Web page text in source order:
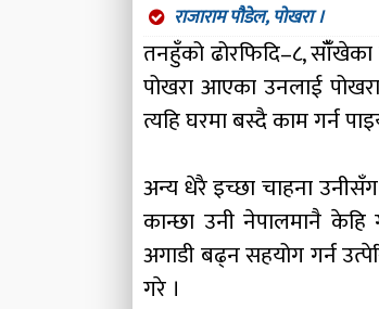
राजाराम पौडेल, पोखरा ।
तनहुँको ढोरफिदि–८,
पोखरा आएका उनलाई
त्यहि घरमा बस्दै काम गर्न
अन्य धेरै इच्छा चाहना
कान्छा उनी नेपालमानै केहि
अगाडी बढ्न सहयोग गर्न
गरे ।